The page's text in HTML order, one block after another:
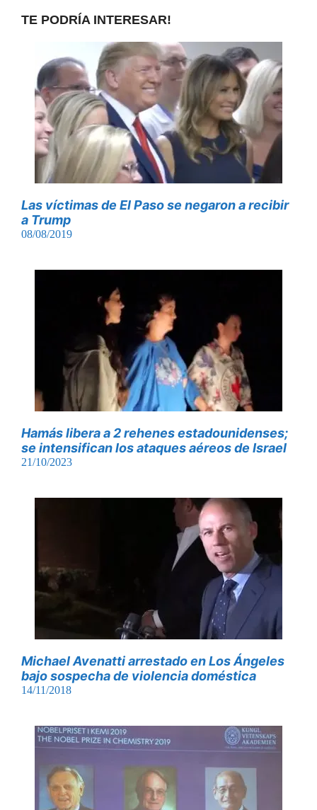
TE PODRÍA INTERESAR!
Las víctimas de El Paso se negaron a recibir
a Trump
08/08/2019
Hamás libera a 2 rehenes estadounidenses;
se intensifican los ataques aéreos de Israel
21/10/2023
Michael Avenatti arrestado en Los Ángeles
bajo sospecha de violencia doméstica
14/11/2018